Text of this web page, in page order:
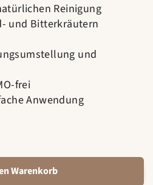
Reinigung
und Bitterkräutern
und
frei
Anwendung
Warenkorb